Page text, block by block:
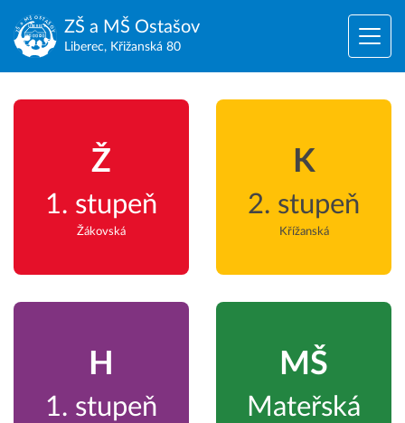
ZŠ a MŠ Ostašov
Liberec, Křižanská 80
Ž
1. stupeň
Žákovská
K
2. stupeň
Křížanská
H
1. stupeň
MŠ
Mateřská